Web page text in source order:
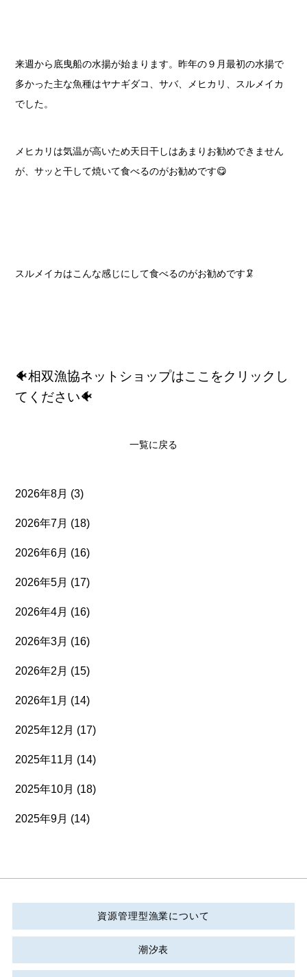
来週から底曳船の水揚が始まります。昨年の９月最初の水揚で
多かった主な魚種はヤナギダコ、サバ、メヒカリ、スルメイカ
でした。
メヒカリは気温が高いため天日干しはあまりお勧めできません
が、サッと干して焼いて食べるのがお勧めです😋
スルメイカはこんな感じにして食べるのがお勧めです🦑
🐠相双漁協ネットショップはここをクリックし
てください🐠
一覧に戻る
2026年8月 (3)
2026年7月 (18)
2026年6月 (16)
2026年5月 (17)
2026年4月 (16)
2026年3月 (16)
2026年2月 (15)
2026年1月 (14)
2025年12月 (17)
2025年11月 (14)
2025年10月 (18)
2025年9月 (14)
資源管理型漁業について
潮汐表